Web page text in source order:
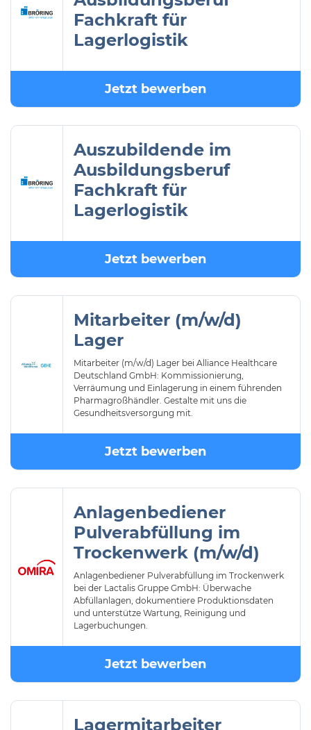
Fachkraft für
Lagerlogistik
Jetzt bewerben
Auszubildende im
Ausbildungsberuf
Fachkraft für
Lagerlogistik
Jetzt bewerben
Mitarbeiter (m/w/d)
Lager
Mitarbeiter (m/w/d) Lager bei Alliance Healthcare
Deutschland GmbH: Kommissionierung,
Verräumung und Einlagerung in einem führenden
Pharmagroßhändler. Gestalte mit uns die
Gesundheitsversorgung mit.
Jetzt bewerben
Anlagenbediener
Pulverabfüllung im
Trockenwerk (m/w/d)
Anlagenbediener Pulverabfüllung im Trockenwerk
bei der Lactalis Gruppe GmbH: Überwache
Abfüllanlagen, dokumentiere Produktionsdaten
und unterstütze Wartung, Reinigung und
Lagerbuchungen.
Jetzt bewerben
Lagermitarbeiter